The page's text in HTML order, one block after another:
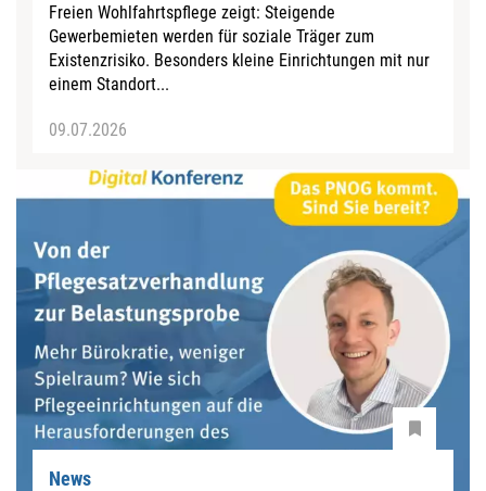
Freien Wohlfahrtspflege zeigt: Steigende
Gewerbemieten werden für soziale Träger zum
Existenzrisiko. Besonders kleine Einrichtungen mit nur
einem Standort...
09.07.2026
News